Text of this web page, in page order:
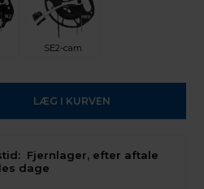
SE2-cam
Fjernlager, efter aftale
dage